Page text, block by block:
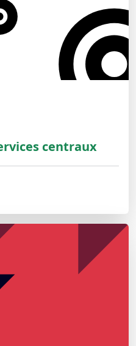
centraux